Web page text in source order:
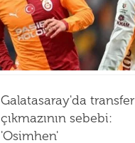
Galatasaray'da transfer
çıkmazının sebebi:
'Osimhen'